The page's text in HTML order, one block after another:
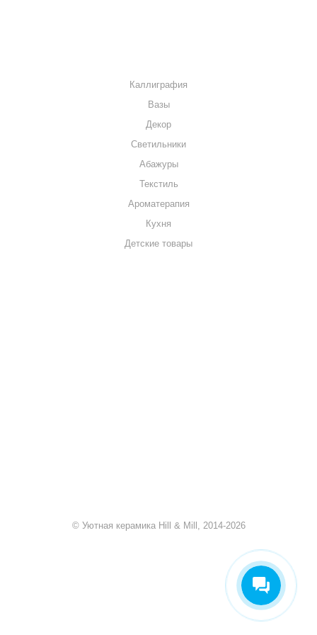
Каллиграфия
Вазы
Декор
Светильники
Абажуры
Текстиль
Ароматерапия
Кухня
Детские товары
© Уютная керамика Hill & Mill, 2014-2026